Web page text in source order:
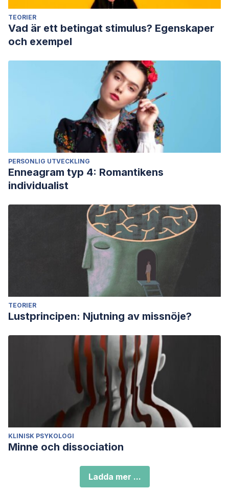
TEORIER
Vad är ett betingat stimulus? Egenskaper
och exempel
PERSONLIG UTVECKLING
Enneagram typ 4: Romantikens
individualist
TEORIER
Lustprincipen: Njutning av missnöje?
KLINISK PSYKOLOGI
Minne och dissociation
Ladda mer ...